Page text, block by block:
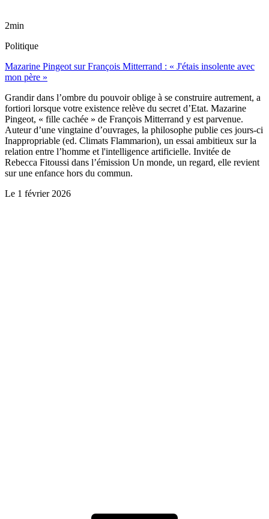
2min
Politique
Mazarine Pingeot sur François Mitterrand : « J'étais insolente avec
mon père »
Grandir dans l’ombre du pouvoir oblige à se construire autrement, a
fortiori lorsque votre existence relève du secret d’Etat. Mazarine
Pingeot, « fille cachée » de François Mitterrand y est parvenue.
Auteur d’une vingtaine d’ouvrages, la philosophe publie ces jours-ci
Inappropriable (ed. Climats Flammarion), un essai ambitieux sur la
relation entre l’homme et l'intelligence artificielle. Invitée de
Rebecca Fitoussi dans l’émission Un monde, un regard, elle revient
sur une enfance hors du commun.
Le 1 février 2026